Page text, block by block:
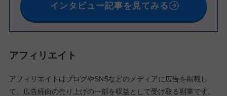
インタビュー記事を見てみる
アフィリエイト
アフィリエイトはブログやSNSなどのメディアに広告を掲載し
て、広告経由の売り上げの一部を収益として受け取る副業です。